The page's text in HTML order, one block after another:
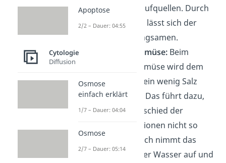
lässt die Haut aufquellen. Durch
etwas Badesalz lässt sich der
Vorgang verlangsamen.
Kochen von Gemüse: Beim
Kochen von Gemüse wird dem
Wasser häufig ein wenig Salz
hinzugegeben. Das führt dazu,
dass der Unterschied der
Salzkonzentrationen nicht so
groß ist. Dadurch nimmt das
Gemüse weniger Wasser auf und
Apoptose
2/2 – Dauer: 04:55
Cytologie
Diffusion
Osmose
einfach erklärt
1/7 – Dauer: 04:04
Osmose
2/7 – Dauer: 05:14